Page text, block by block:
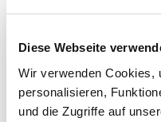
Diese Webseite
Wir verwenden Cookies,
personalisieren,
und die Zugriffe auf
und entwickelt
Standards.